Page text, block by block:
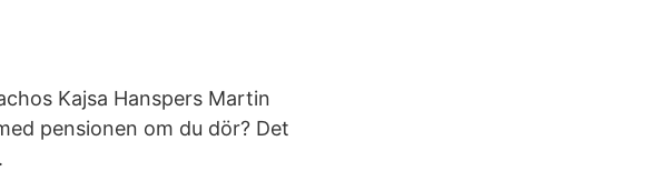
Kajsa Hanspers Martin
pensionen om du dör? Det